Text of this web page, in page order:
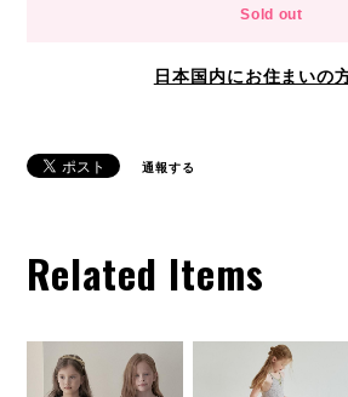
Sold out
日本国内にお住まいの
通報する
Related Items